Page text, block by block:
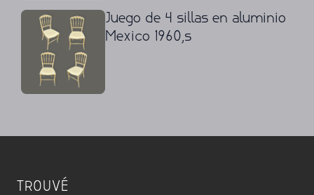
Juego de 4 sillas en aluminio
Mexico 1960,s
TROUVÉ